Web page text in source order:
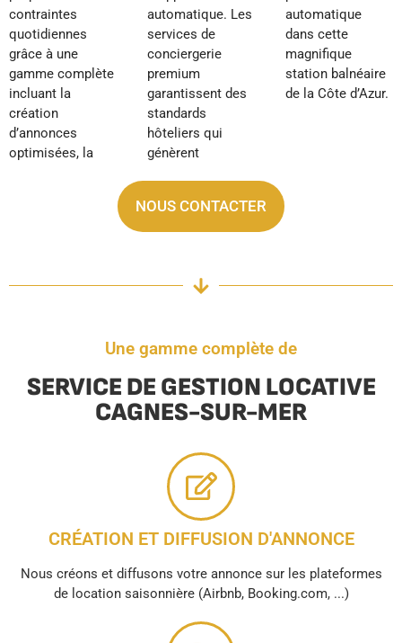
contraintes
quotidiennes
grâce à une
gamme complète
incluant la
création
d’annonces
optimisées, la
automatique. Les
services de
conciergerie
premium
garantissent des
standards
hôteliers qui
génèrent
automatique
dans cette
magnifique
station balnéaire
de la Côte d’Azur.
NOUS CONTACTER
Une gamme complète de
SERVICE DE GESTION LOCATIVE
CAGNES-SUR-MER
CRÉATION ET DIFFUSION D'ANNONCE
Nous créons et diffusons votre annonce sur les plateformes
de location saisonnière (Airbnb, Booking.com, ...)